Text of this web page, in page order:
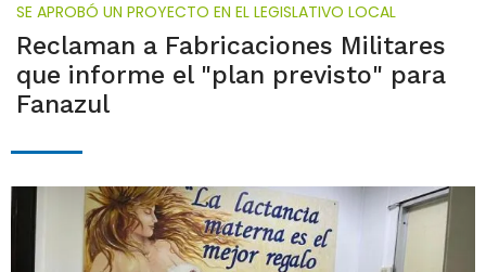
SE APROBÓ UN PROYECTO EN EL LEGISLATIVO LOCAL
Reclaman a Fabricaciones Militares
que informe el "plan previsto" para
Fanazul